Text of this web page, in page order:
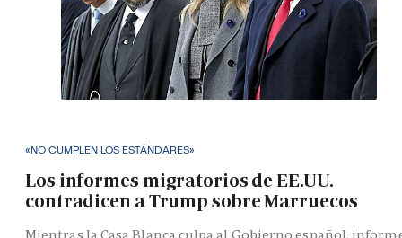
«NO CUMPLEN LOS ESTÁNDARES»
Los informes migratorios de EE.UU.
contradicen a Trump sobre Marruecos